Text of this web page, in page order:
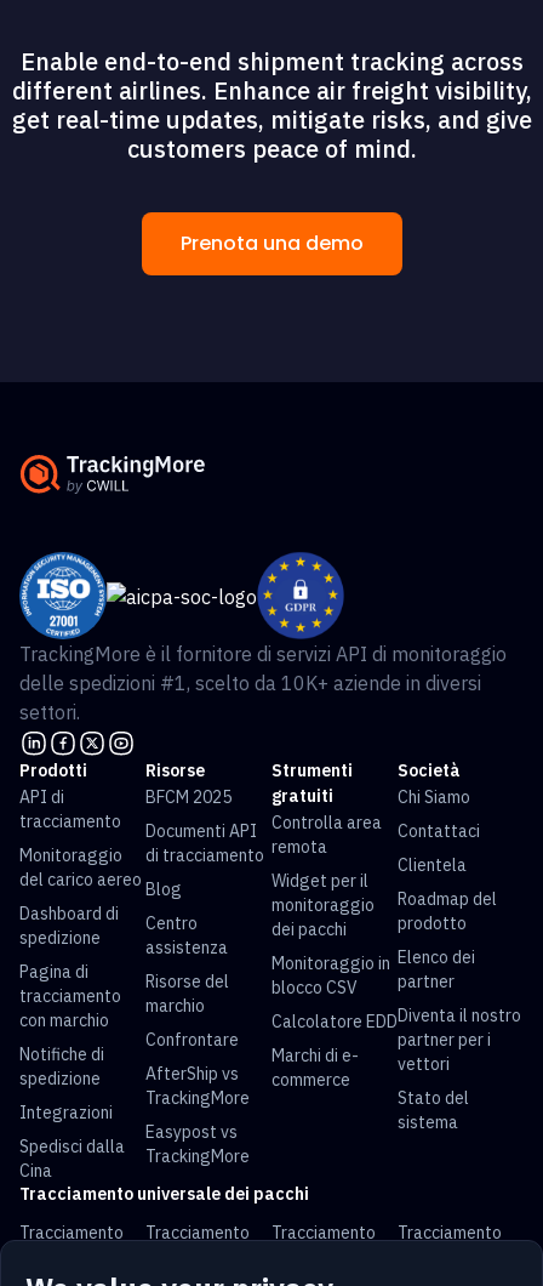
Enable end-to-end shipment tracking across
different airlines. Enhance air freight visibility,
get real-time updates, mitigate risks, and give
customers peace of mind.
Prenota una demo
TrackingMore è il fornitore di servizi API di monitoraggio
delle spedizioni #1, scelto da 10K+ aziende in diversi
settori.
Prodotti
API di
tracciamento
Monitoraggio
del carico aereo
Dashboard di
spedizione
Pagina di
tracciamento
con marchio
Notifiche di
spedizione
Integrazioni
Spedisci dalla
Cina
Risorse
BFCM 2025
Documenti API
di tracciamento
Blog
Centro
assistenza
Risorse del
marchio
Confrontare
AfterShip vs
TrackingMore
Easypost vs
TrackingMore
Strumenti
gratuiti
Controlla area
remota
Widget per il
monitoraggio
dei pacchi
Monitoraggio in
blocco CSV
Calcolatore EDD
Marchi di e-
commerce
Società
Chi Siamo
Contattaci
Clientela
Roadmap del
prodotto
Elenco dei
partner
Diventa il nostro
partner per i
vettori
Stato del
sistema
Tracciamento universale dei pacchi
Tracciamento
Tracciamento
Tracciamento
Tracciamento